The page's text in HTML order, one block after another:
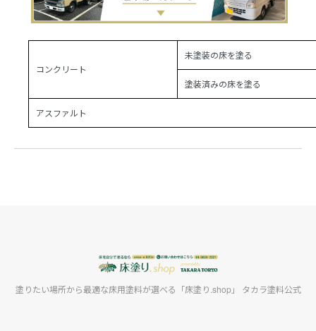
コンクリート
未塗装の床を塗る
塗装済みの床を塗る
アスファルト
塗りたい場所から最適な床用塗料が選べる「床塗り.shop」 タカラ塗料公式